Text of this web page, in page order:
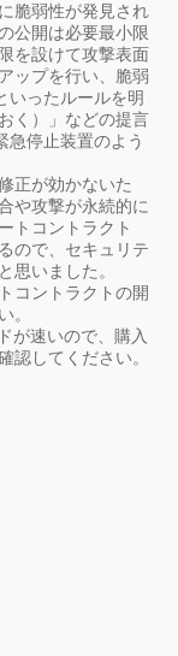
脆弱性が発見され
公開は必要最小限
を設けて攻撃表面
ップを行い、脆弱
いったルールを明
く）」などの提言
急停止装置のよう
正が効かないた
や攻撃が永続的に
トコントラクト
ので、セキュリテ
思いました。
コントラクトの開
。
が速いので、購入
認してください。